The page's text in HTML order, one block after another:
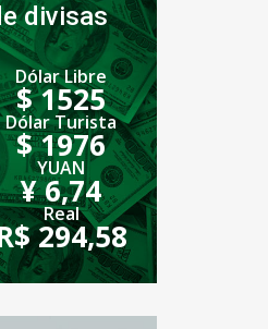
divisas
Dólar Libre
$ 1525
Dólar Turista
$ 1976
YUAN
¥ 6,74
Real
294,58